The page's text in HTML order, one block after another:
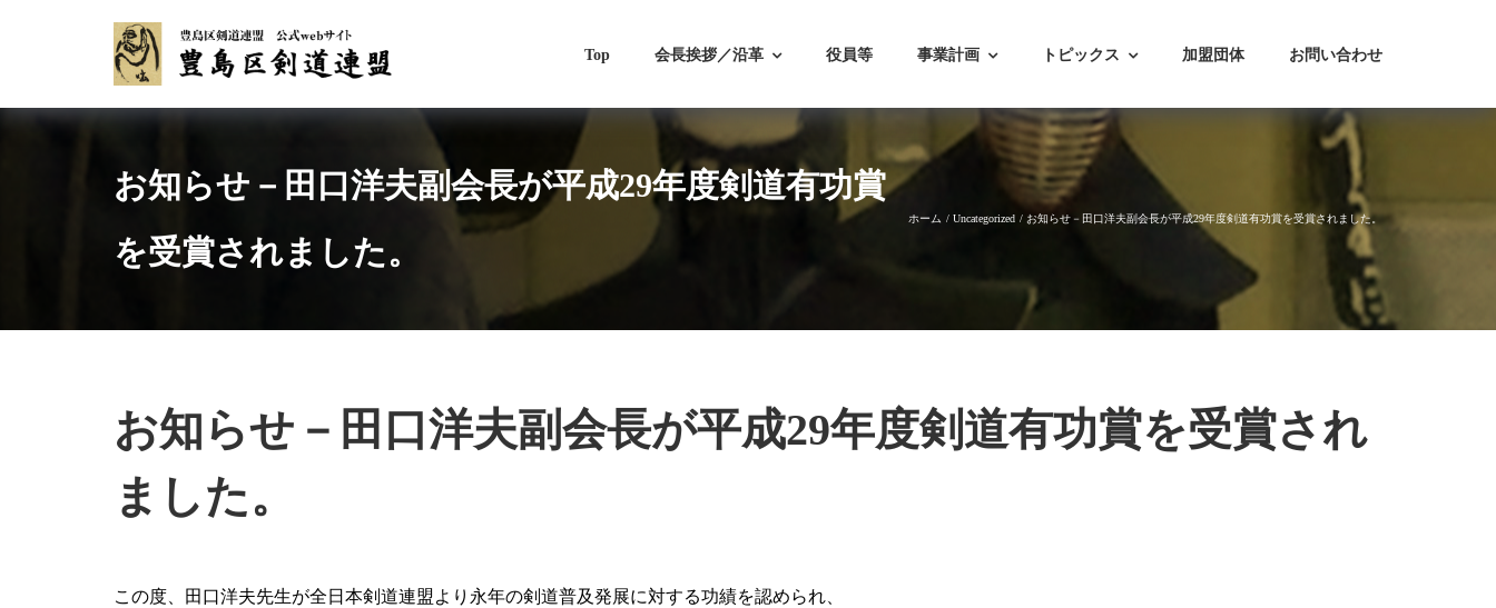
Top 会長挨拶／沿革 役員等 事業計画 トピックス 加盟団体 お問い合わせ
お知らせ－田口洋夫副会長が平成29年度剣道有功賞
を受賞されました。
ホーム Uncategorized お知らせ－田口洋夫副会長が平成29年度剣道有功賞を受賞されました。
お知らせ－田口洋夫副会長が平成29年度剣道有功賞を受賞され
ました。
この度、田口洋夫先生が全日本剣道連盟より永年の剣道普及発展に対する功績を認められ、